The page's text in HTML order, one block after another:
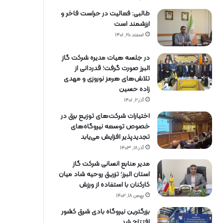
طالبی: فعالیت در حراست فاخر و
ارزشمند است
اسفند ۲۰, ۱۴۰۱
در جلسه هیات مدیره شرکت گاز
البرز صورت گرفت؛ قدردانی از
تلاش‌های هرمز نوروزی و مهدی
زاده حسین
آذر ۲, ۱۴۰۱
اختیارات شرکت‌های توزیع برق در
خصوص توسعه نیروگاه‌های
تجدیدپذیر افزایش می‌یابد
آذر ۱۸, ۱۴۰۳
مدیر منابع انسانی شرکت گاز
استان البرز؛ تزریق روحیه شاد میان
کارکنان با استفاده از ورزش
بهمن ۱۸, ۱۴۰۲
بزرگترین نیروگاه بادی شرق کشور